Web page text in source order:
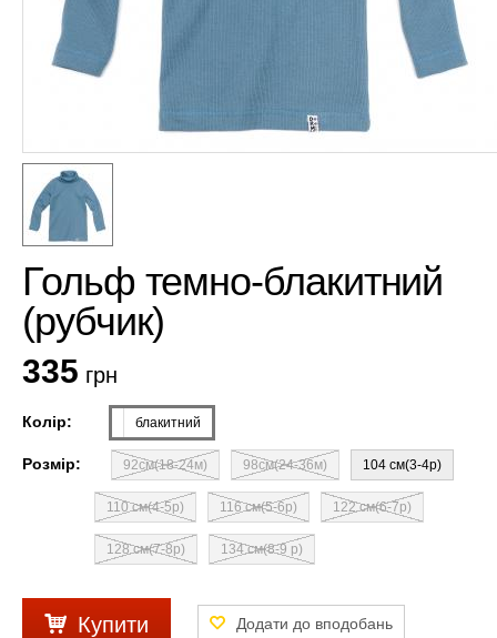
Гольф темно-блакитний
(рубчик)
335 грн
Колір: блакитний
Розмір: 92см(18-24м) 98см(24-36м) 104 см(3-4р)
110 см(4-5р) 116 см(5-6р) 122 см(6-7р)
128 см(7-8р) 134 см(8-9 р)
Купити